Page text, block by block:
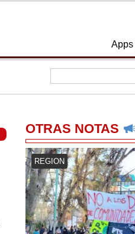
Apps
OTRAS NOTAS
REGION